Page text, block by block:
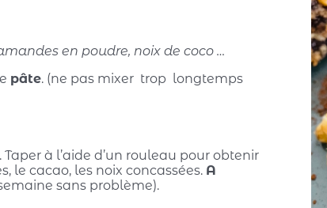
en poudre, noix de coco …
pâte. (ne pas mixer trop longtemps
à l’aide d’un rouleau pour obtenir
le cacao, les noix concassées. A
sans problème).